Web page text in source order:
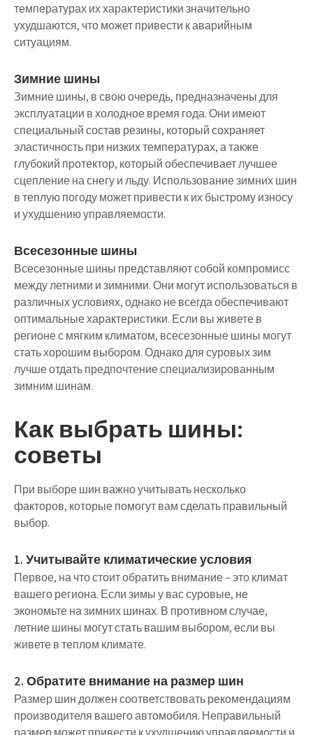
температурах их характеристики значительно
ухудшаются, что может привести к аварийным
ситуациям.
Зимние шины
Зимние шины, в свою очередь, предназначены для
эксплуатации в холодное время года. Они имеют
специальный состав резины, который сохраняет
эластичность при низких температурах, а также
глубокий протектор, который обеспечивает лучшее
сцепление на снегу и льду. Использование зимних шин
в теплую погоду может привести к их быстрому износу
и ухудшению управляемости.
Всесезонные шины
Всесезонные шины представляют собой компромисс
между летними и зимними. Они могут использоваться в
различных условиях, однако не всегда обеспечивают
оптимальные характеристики. Если вы живете в
регионе с мягким климатом, всесезонные шины могут
стать хорошим выбором. Однако для суровых зим
лучше отдать предпочтение специализированным
зимним шинам.
Как выбрать шины:
советы
При выборе шин важно учитывать несколько
факторов, которые помогут вам сделать правильный
выбор.
1. Учитывайте климатические условия
Первое, на что стоит обратить внимание – это климат
вашего региона. Если зимы у вас суровые, не
экономьте на зимних шинах. В противном случае,
летние шины могут стать вашим выбором, если вы
живете в теплом климате.
2. Обратите внимание на размер шин
Размер шин должен соответствовать рекомендациям
производителя вашего автомобиля. Неправильный